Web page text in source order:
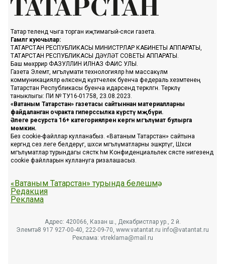
Татар телендә чыга торган иҗтимагый-сәяси газета.
Гамәлгә куючылар:
ТАТАРСТАН РЕСПУБЛИКАСЫ МИНИСТРЛАР КАБИНЕТЫ АППАРАТЫ,
ТАТАРСТАН РЕСПУБЛИКАСЫ ДӘҮЛӘТ СОВЕТЫ АППАРАТЫ.
Баш мөхәррир ФАЗУЛЛИН ИЛНАЗ ФАИС УЛЫ.
Газета Элемтә, мәгълүмати технологияләр һәм массакүләм
коммуникацияләр өлкәсендә күзәтчелек буенча федераль хезмәтенең
Татарстан Республикасы буенча идарәсендә теркәлгән. Теркәлү
таныклыгы: ПИ № ТУ16-01758, 23.08.2023.
«Ватаным Татарстан» газетасы сайтыннан материалларны
файдаланган очракта гиперссылка күрсәтү мәҗбүри.
Әлеге ресурста 16+ категорияләренә кергән мәгълүмат булырга
мөмкин.
Без cookie-файллар кулланабыз. «Ватаным Татарстан» сайтына
кергәндә сез әлеге белдерүгә, шәхси мәгълүматларны эшкәртүгә, Шәхси
мәгълүматлар турындагы сәясәткә һәм Конфиденциальлек сәясәте нигезендә
cookie файлларын куллануга ризалашасыз.
«Ватаным Татарстан» турында белешмә
Редакция
Реклама
Адрес: 420066, Казан ш., Декабристлар ур., 2 й.
Элемтә: 8 917 927-00-40, 222-09-70, www.vatantat.ru info@vatantat.ru
Реклама: vtreklama@mail.ru